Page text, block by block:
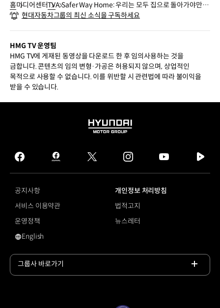
홈미디어센터TVA Safer Way Home: 우리는 모두 집으로 돌아가야만 합
니다 | 현대자동차그룹 무인소방로봇
현대자동차그룹의 최신 소식을 구독하세요
HMG TV 운영팀
HMG TV에 게재된 동영상을 다운로드 한 후 임의사용하는 것을
금합니다. 콘텐츠의 임의 변형·가공은 허용되지 않으며, 상업적인
목적으로 사용할 수 없습니다. 이를 위반할 시 관련법에 따라 불이익을
받을 수 있습니다.
HYUNDAI
GROUP
facebook
hmg
journal
twitter instagram
tv
공지사항
개인정보 처리방침
서비스 이용약관
법적고지
운영정책
뉴스레터
영문 사이트로 이동
English
그룹사 바로가기